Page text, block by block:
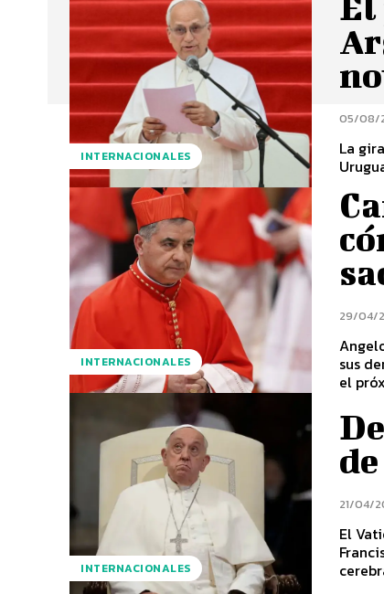
INTERNACIONALES
05/08/
La
INTERNACIONALES
29/04/
sus
el
INTERNACIONALES
21/04/
El